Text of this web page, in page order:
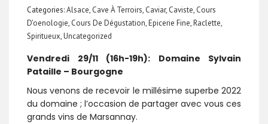
Categories:Alsace, Cave À Terroirs, Caviar, Caviste, Cours
D'oenologie, Cours De Dégustation,Epicerie Fine,Raclette,
Spiritueux,Uncategorized
Vendredi 29/11 (16h-19h): Domaine Sylvain
Pataille – Bourgogne
Nous venons de recevoir le millésime superbe 2022
du domaine ; l’occasion de partager avec vous ces
grands vins de Marsannay.